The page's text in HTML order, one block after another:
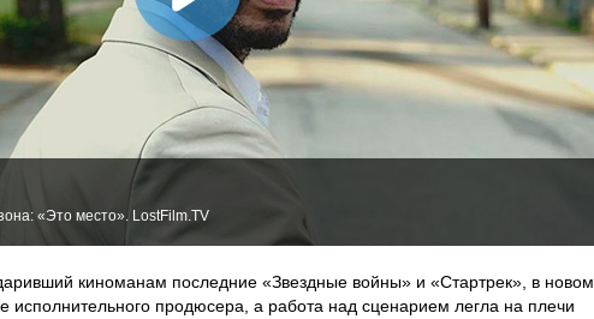
«Это место». LostFilm.TV
киноманам последние «Звездные войны» и «Стартрек», в новом
исполнительного продюсера, а работа над сценарием легла на плечи